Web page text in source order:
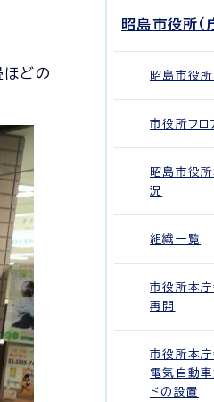
ほどの
昭島市役所（
昭島市役所
市役所フロ
昭島市役
況
組織一覧
市役所本
再開
市役所本
電気自動
ドの設置